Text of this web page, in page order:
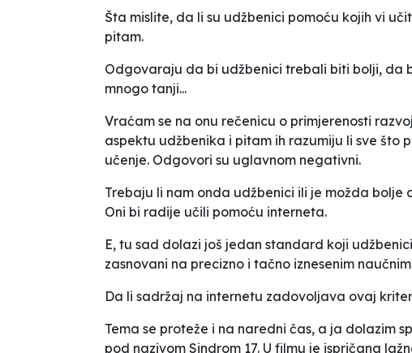
Šta mislite, da li su udžbenici pomoću kojih vi
pitam.
Odgovaraju da bi udžbenici trebali biti bolji, da
mnogo tanji...
Vraćam se na onu rečenicu o primjerenosti
aspektu udžbenika i pitam ih razumiju li sve što
učenje. Odgovori su uglavnom negativni.
Trebaju li nam onda udžbenici ili je možda bolje
Oni bi radije učili pomoću interneta.
E, tu sad dolazi još jedan standard koji
zasnovani na precizno i tačno iznesenim
Da li sadržaj na internetu zadovoljava ovaj
Tema se proteže i na naredni čas, a ja dolazim
pod nazivom Sindrom 17. U filmu je ispričana